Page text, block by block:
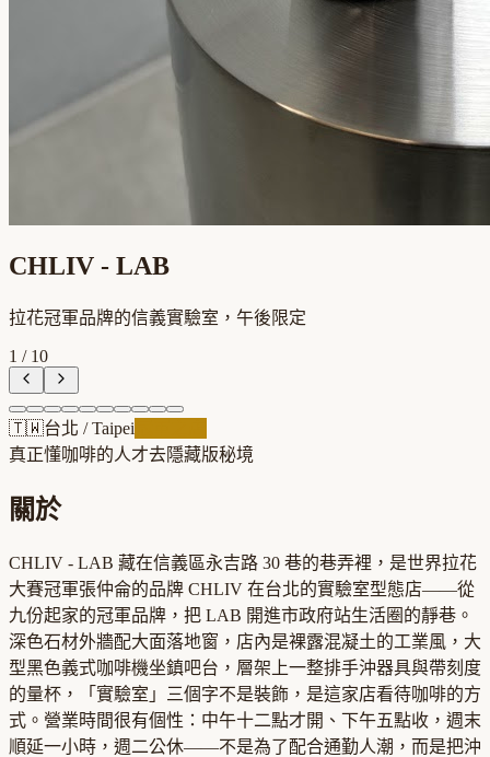
CHLIV - LAB
拉花冠軍品牌的信義實驗室，午後限定
1 / 10
🇹🇼台北 /Taipei
真正懂咖啡的人才去隱藏版秘境
關於
CHLIV - LAB 藏在信義區永吉路 30 巷的巷弄裡，是世界拉花
大賽冠軍張仲侖的品牌 CHLIV 在台北的實驗室型態店——從
九份起家的冠軍品牌，把 LAB 開進市政府站生活圈的靜巷。
深色石材外牆配大面落地窗，店內是裸露混凝土的工業風，大
型黑色義式咖啡機坐鎮吧台，層架上一整排手沖器具與帶刻度
的量杯，「實驗室」三個字不是裝飾，是這家店看待咖啡的方
式。營業時間很有個性：中午十二點才開、下午五點收，週末
順延一小時，週二公休——不是為了配合通勤人潮，而是把沖